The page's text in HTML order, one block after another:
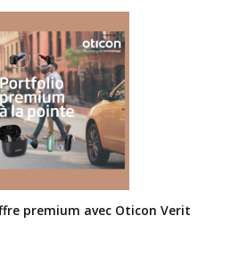
premium avec Oticon Verit